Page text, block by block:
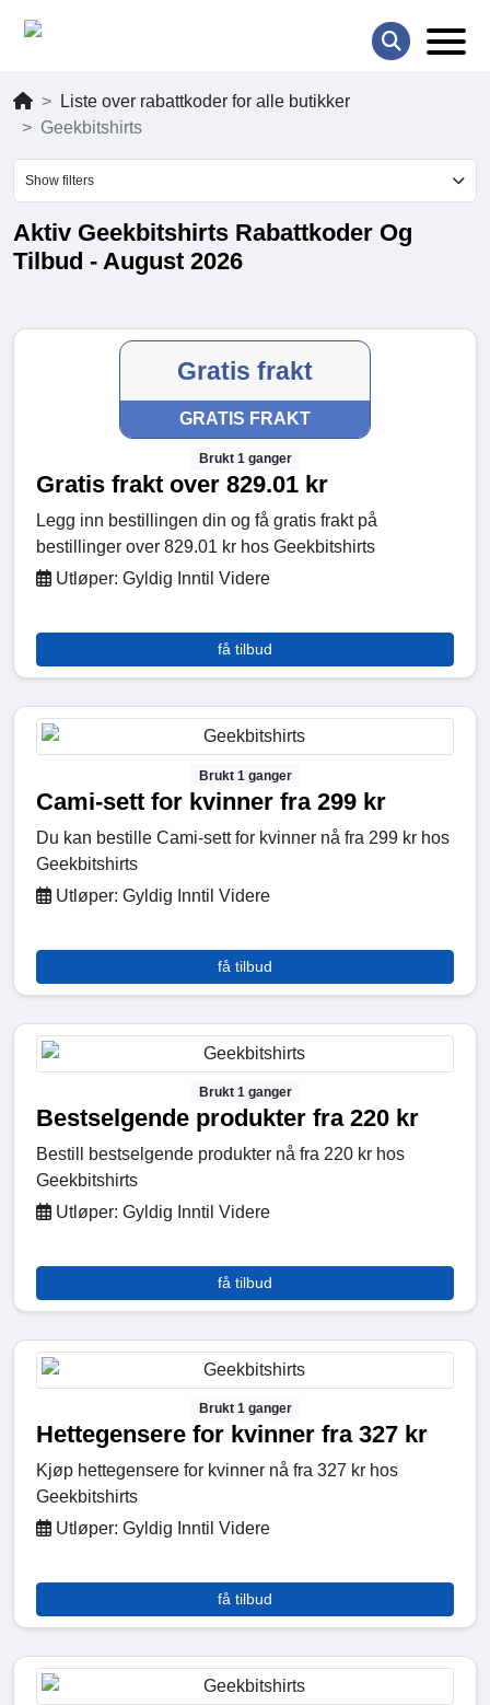
Liste over rabattkoder for alle butikker
Geekbitshirts
Show filters
Aktiv Geekbitshirts Rabattkoder Og
Tilbud - August 2026
Gratis frakt
GRATIS FRAKT
Brukt 1 ganger
Gratis frakt over 829.01 kr
Legg inn bestillingen din og få gratis frakt på
bestillinger over 829.01 kr hos Geekbitshirts
Utløper: Gyldig Inntil Videre
få tilbud
Brukt 1 ganger
Cami-sett for kvinner fra 299 kr
Du kan bestille Cami-sett for kvinner nå fra 299 kr hos
Geekbitshirts
Utløper: Gyldig Inntil Videre
få tilbud
Brukt 1 ganger
Bestselgende produkter fra 220 kr
Bestill bestselgende produkter nå fra 220 kr hos
Geekbitshirts
Utløper: Gyldig Inntil Videre
få tilbud
Brukt 1 ganger
Hettegensere for kvinner fra 327 kr
Kjøp hettegensere for kvinner nå fra 327 kr hos
Geekbitshirts
Utløper: Gyldig Inntil Videre
få tilbud